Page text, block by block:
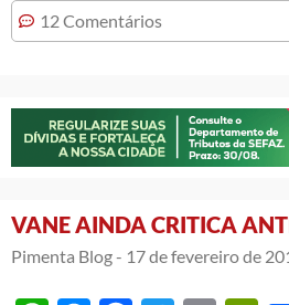
12 Comentários
VANE AINDA CRITICA
Pimenta Blog - 17 de fevereiro de